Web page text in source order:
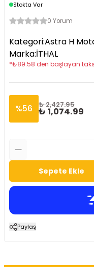
Stokta Var
0 Yorum
Kategori:Astra H
Marka:İTHAL
*₺89.58 den başlayan
%56 ₺ 2,427.95
₺ 1,074.99
Sepete Ekle
Paylaş